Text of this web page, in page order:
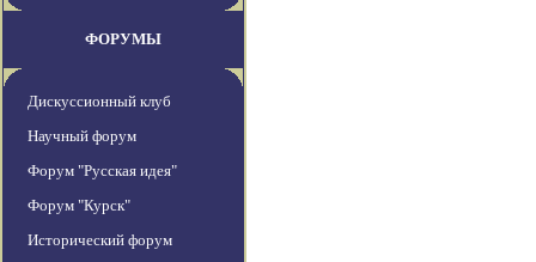
ФОРУМЫ
Дискуссионный клуб
Научный форум
Форум "Русская идея"
Форум "Курск"
Исторический форум